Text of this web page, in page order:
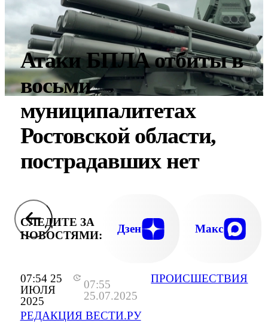
07:54 25
ИЮЛЯ
2025
07:55
25.07.2025
РЕДАКЦИЯ ВЕСТИ.РУ
ПРОИСШЕСТВИЯ
Атаки БПЛА отбиты в
восьми
муниципалитетах
Ростовской области,
пострадавших нет
СЛЕДИТЕ ЗА
НОВОСТЯМИ:
Дзен Макс